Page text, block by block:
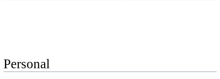
Personal